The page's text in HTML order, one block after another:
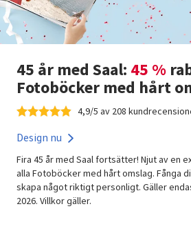
45 år med Saal: 45 %
Fotoböcker med hårt
Design nu
Fira 45 år med Saal fortsätter! Njut av en
alla Fotoböcker med hårt omslag. Fånga
skapa något riktigt personligt. Gäller
2026. Villkor gäller.
4,9/5 av 208